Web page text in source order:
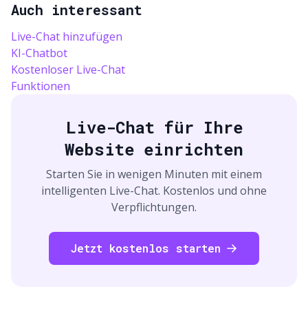
Auch interessant
Live-Chat hinzufügen
KI-Chatbot
Kostenloser Live-Chat
Funktionen
Live-Chat für Ihre
Website einrichten
Starten Sie in wenigen Minuten mit einem
intelligenten Live-Chat. Kostenlos und ohne
Verpflichtungen.
Jetzt kostenlos starten